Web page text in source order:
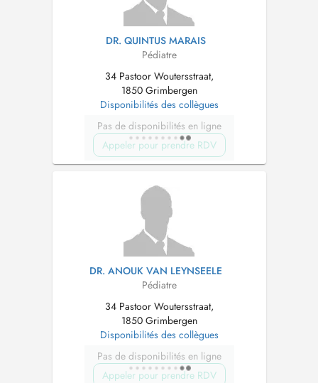
DR. QUINTUS MARAIS
Pédiatre
34 Pastoor Woutersstraat,
1850 Grimbergen
Disponibilités des collègues
Pas de disponibilités en ligne
Appeler pour prendre RDV
DR. ANOUK VAN LEYNSEELE
Pédiatre
34 Pastoor Woutersstraat,
1850 Grimbergen
Disponibilités des collègues
Pas de disponibilités en ligne
Appeler pour prendre RDV